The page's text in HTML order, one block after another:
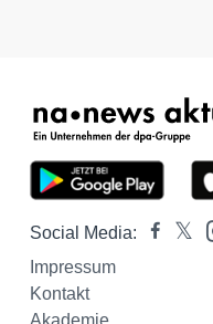
Social Media:
Impressum
Kontakt
Akademie